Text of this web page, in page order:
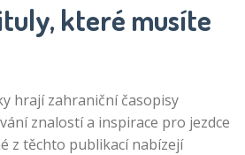
které musíte
hrají zahraniční časopisy
znalostí a inspirace pro jezdce
z těchto publikací nabízejí